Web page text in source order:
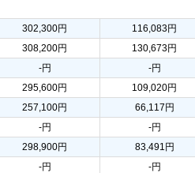
302,300円 116,083円
308,200円 130,673円
-円 -円
295,600円 109,020円
257,100円 66,117円
-円 -円
298,900円 83,491円
-円 -円